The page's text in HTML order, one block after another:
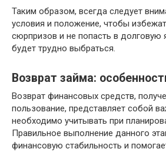
Таким образом, всегда следует
условия и положение, чтобы
сюрпризов и не попасть в долговую
будет трудно выбраться.
Возврат займа:
Возврат финансовых средств,
пользование, представляет собой
необходимо учитывать при
Правильное выполнение данного
финансовую стабильность и